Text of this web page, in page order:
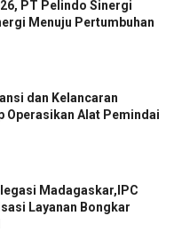
PT Pelindo Sinergi
Menuju Pertumbuhan
dan Kelancaran
Operasikan Alat Pemindai
Madagaskar,IPC
Layanan Bongkar